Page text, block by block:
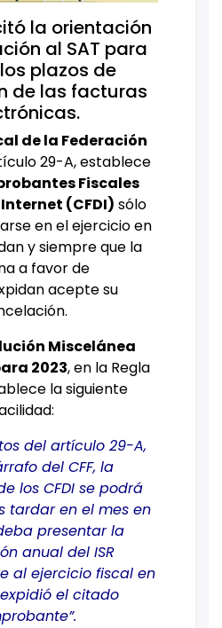
la orientación
al SAT para
plazos de
de las facturas
de la Federación
29-A, establece
Fiscales
(CFDI) sólo
en el ejercicio en
y siempre que la
a favor de
acepte su
Miscelánea
2023, en la Regla
la siguiente
del artículo 29-A,
del CFF, la
los CFDI se podrá
tardar en el mes en
presentar la
anual del ISR
al ejercicio fiscal en
el citado